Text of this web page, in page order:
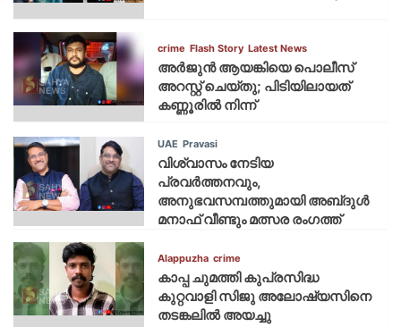
crime Flash Story Latest News
അർജുൻ ആയങ്കിയെ പൊലീസ്
അറസ്റ്റ് ചെയ്‌തു; പിടിയിലായത്
കണ്ണൂരിൽ നിന്ന്
UAE Pravasi
വിശ്വാസം നേടിയ
പ്രവർത്തനവും,
അനുഭവസമ്പത്തുമായി അബ്‌ദുൾ
മനാഫ് വീണ്ടും മത്സര രംഗത്ത്
Alappuzha crime
കാപ്പ ചുമത്തി കുപ്രസിദ്ധ
കുറ്റവാളി സിജു അലോഷ്യസിനെ
തടങ്കലിൽ അയച്ചു